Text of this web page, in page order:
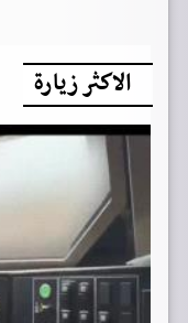
الاكثر زيارة